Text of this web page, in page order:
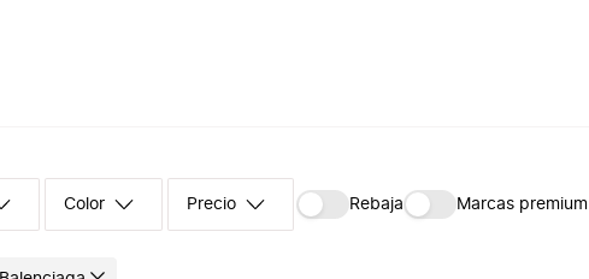
Color Precio Rebaja Marcas premium